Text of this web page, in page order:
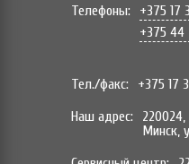
Телефоны:
+375 17
+375 44
Тел./факс:
+375 17
Наш адрес:
220024,
Минск,